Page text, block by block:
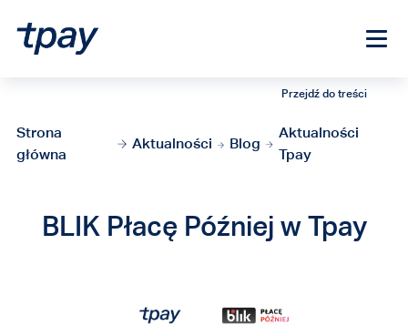
Przejdź do treści
Strona
główna
Aktualności Blog
Aktualności
Tpay
BLIK Płacę Później w Tpay